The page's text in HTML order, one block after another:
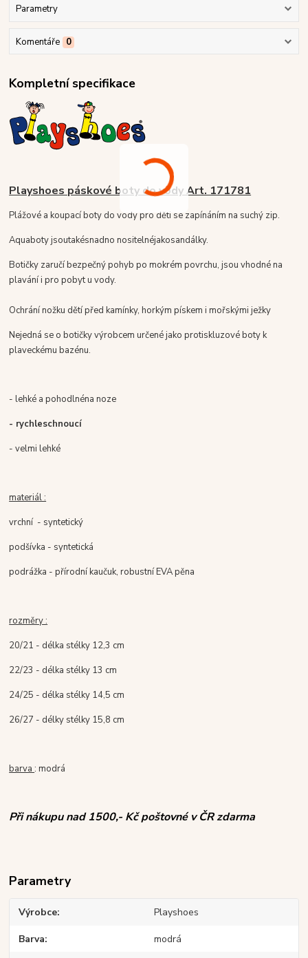
Parametry
Komentáře 0
Kompletní specifikace
Playshoes páskové boty do vody Art. 171781
Plážové a koupací boty do vody pro děti se zapínáním na suchý zip.
Aquaboty jsoutakésnadno nositelnéjakosandálky.
Botičky zaručí bezpečný pohyb po mokrém povrchu, jsou vhodné na
plavání i pro pobyt u vody.
Ochrání nožku dětí před kamínky, horkým pískem i mořskými ježky
Nejedná se o botičky výrobcem určené jako protiskluzové boty k
plaveckému bazénu.
- lehké a pohodlnéna noze
- rychleschnoucí
- velmi lehké
materiál :
vrchní - syntetický
podšívka - syntetická
podrážka - přírodní kaučuk, robustní EVA pěna
rozměry :
20/21 - délka stélky 12,3 cm
22/23 - délka stélky 13 cm
24/25 - délka stélky 14,5 cm
26/27 - délky stélky 15,8 cm
barva: modrá
Při nákupu nad 1500,- Kč poštovné v ČR zdarma
Parametry
Výrobce Playshoes
Barva modrá